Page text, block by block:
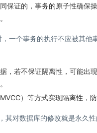
保证的，事务的原子性确保
，一个事务的执行不应被其
，若不保证隔离性，可能出
）等方式实现隔离性，
其对数据库的修改就是永久